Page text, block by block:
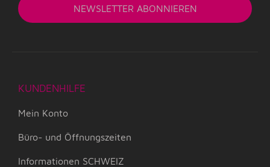
NEWSLETTER ABONNIEREN
KUNDENHILFE
Mein Konto
Büro- und Öffnungszeiten
Informationen SCHWEIZ